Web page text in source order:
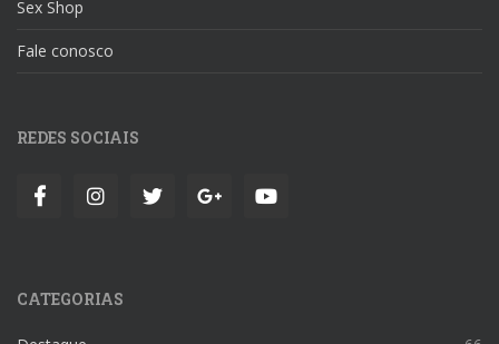
Sex Shop
Fale conosco
REDES SOCIAIS
CATEGORIAS